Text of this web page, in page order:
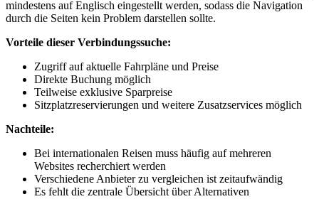
mindestens auf Englisch eingestellt werden, sodass die Navigation
durch die Seiten kein Problem darstellen sollte.
Vorteile dieser Verbindungssuche:
Zugriff auf aktuelle Fahrpläne und Preise
Direkte Buchung möglich
Teilweise exklusive Sparpreise
Sitzplatzreservierungen und weitere Zusatzservices möglich
Nachteile:
Bei internationalen Reisen muss häufig auf mehreren
Websites recherchiert werden
Verschiedene Anbieter zu vergleichen ist zeitaufwändig
Es fehlt die zentrale Übersicht über Alternativen